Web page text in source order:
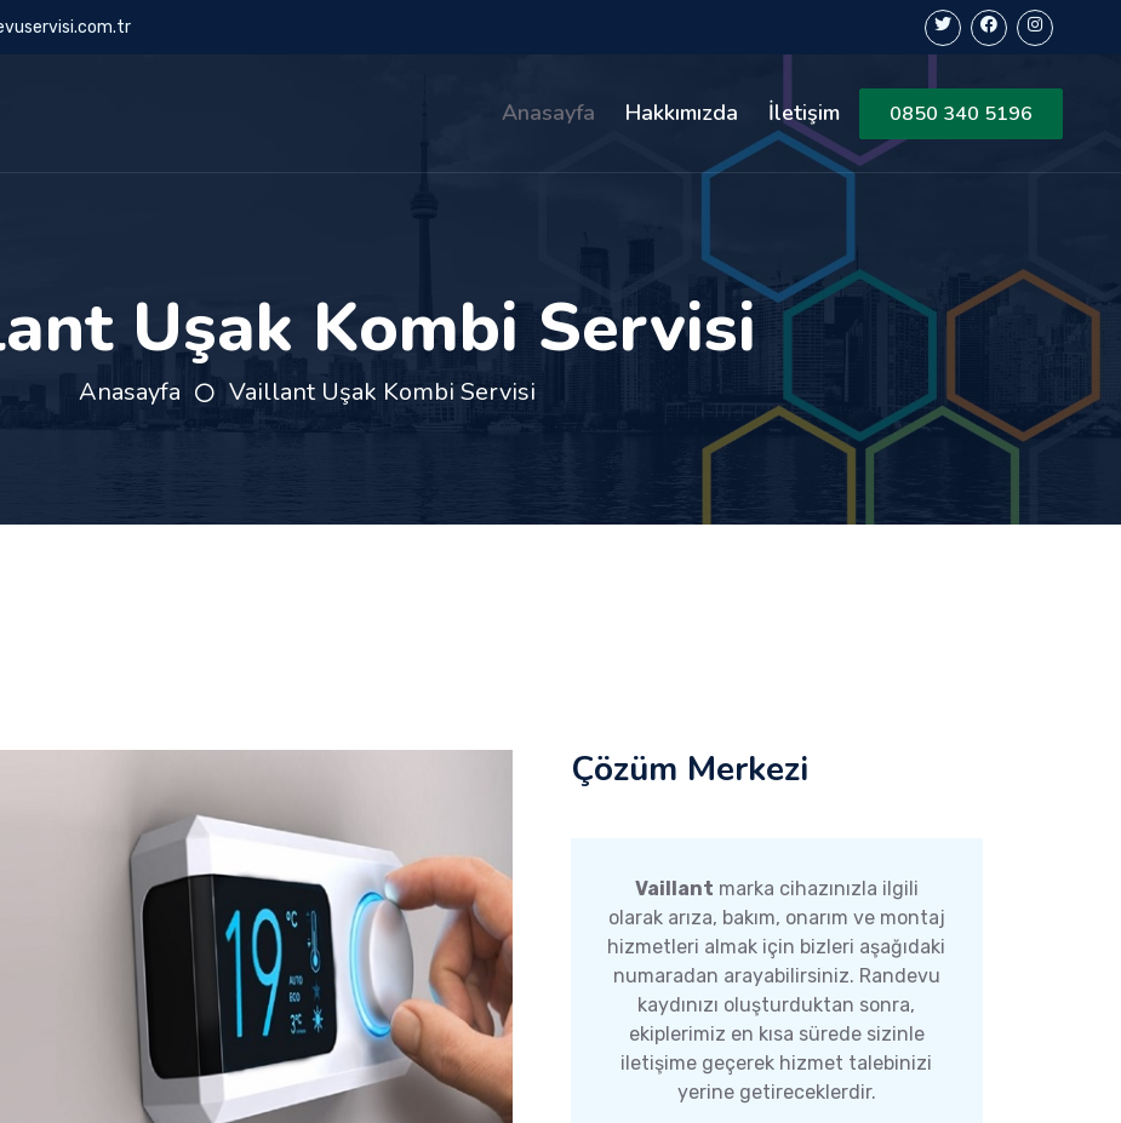
Anasayfa Hakkımızda İletişim 0850 340 5196
Uşak Kombi Servisi
Anasayfa Vaillant Uşak Kombi Servisi
Çözüm Merkezi
Vaillant marka cihazınızla ilgili
olarak arıza, bakım, onarım ve montaj
hizmetleri almak için bizleri aşağıdaki
numaradan arayabilirsiniz. Randevu
kaydınızı oluşturduktan sonra,
ekiplerimiz en kısa sürede sizinle
iletişime geçerek hizmet talebinizi
yerine getireceklerdir.